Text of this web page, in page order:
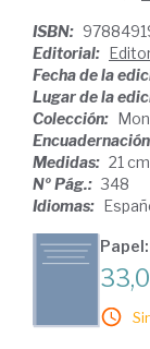
ISBN:
Editorial:
Fecha de la
Lugar de la
Colección:
Medidas: 21 cm
Nº Pág.: 348
Idiomas: